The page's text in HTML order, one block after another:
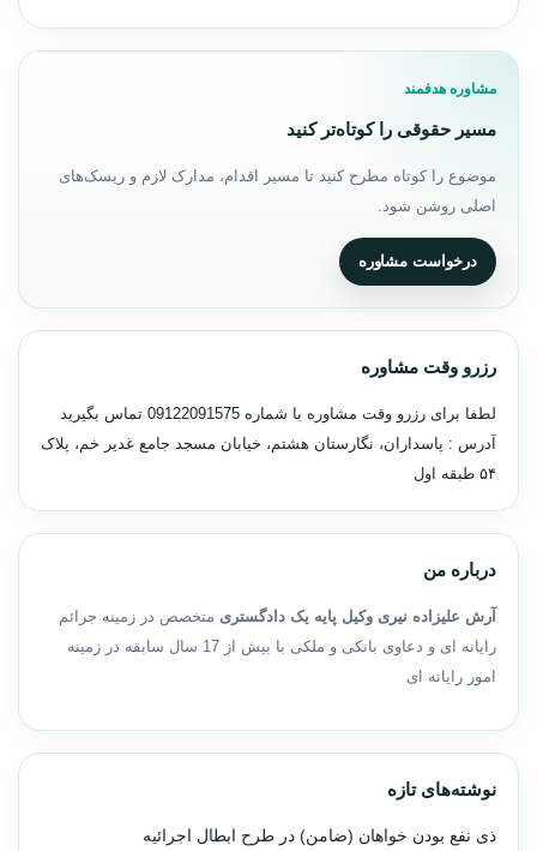
مشاوره هدفمند
مسیر حقوقی را کوتاه‌تر کنید
موضوع را کوتاه مطرح کنید تا مسیر اقدام، مدارک لازم و ریسک‌های
اصلی روشن شود.
درخواست مشاوره
رزرو وقت مشاوره
لطفا برای رزرو وقت مشاوره با شماره 09122091575 تماس بگیرید
آدرس : پاسداران، نگارستان هشتم، خیابان مسجد جامع غدیر خم، پلاک
۵۴ طبقه اول
درباره من
آرش علیزاده نیری وکیل پایه یک دادگستری متخصص در زمینه جرائم
رایانه ای و دعاوی بانکی و ملکی با بیش از 17 سال سابقه در زمینه
امور رایانه ای
نوشته‌های تازه
ذی نفع بودن خواهان (ضامن) در طرح ابطال اجرائیه